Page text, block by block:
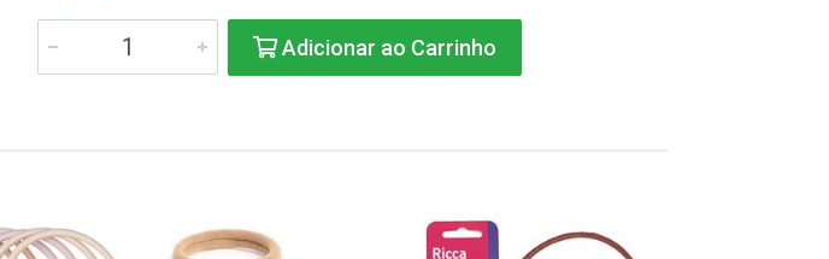
Adicionar ao Carrinho